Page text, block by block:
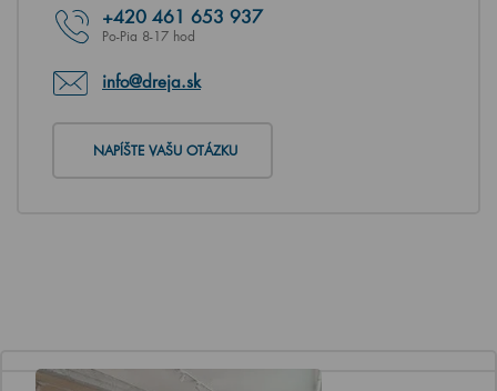
+420 461 653 937
Po-Pia 8-17 hod
info@dreja.sk
NAPÍŠTE VAŠU OTÁZKU